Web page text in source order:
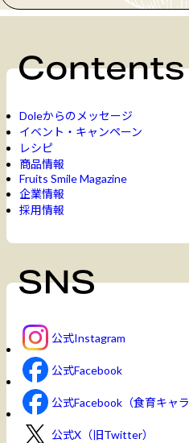
Doleからのメッセージ
イベント・キャンペーン
レシピ
商品情報
Fruits Smile Magazine
企業情報
採用情報
公式Instagram
公式Facebook
公式Facebook（食育キャラ
公式X（旧Twitter）